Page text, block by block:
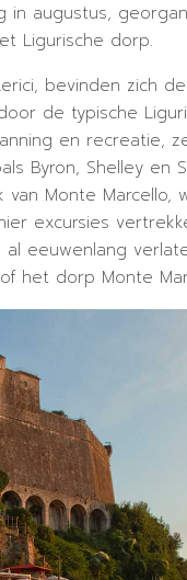
in augustus,
Ligurische dorp.
bevinden zich
de typische
en recreatie,
Byron, Shelley en
Monte Marcello,
excursies
eeuwenlang
het dorp Monte